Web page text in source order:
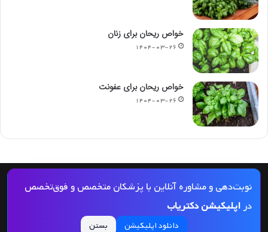
خواص ریحان برای زنان
۱۴۰۴-۰۳-۲۶
خواص ریحان برای عفونت
۱۴۰۴-۰۳-۲۶
نوبت‌دهی و مشاوره آنلاین با پزشکان متخصص و فوق‌تخصص
دراپلیکیشن دکتریاب
دانلود اپلیکیشن بستن
© کپی رایت 2026, کلیه حقوق مادی و معنوی این مجله و کلیه خدمات آن محفوظ و متعلق
به دکتریاب است و بازنشر مطالب این سایت تنها با ذکر منبع و لینک به این سایت مجاز
می‌باشد |
دکتریاب